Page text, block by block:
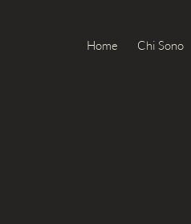
Home Chi Sono